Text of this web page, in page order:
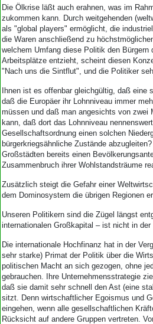
Start
Wer wir
Aktuelle
Abonnent
Abo
Archiv
Danzig und
Bücher
Kontakt
Die Ölkrise läßt auch erahnen, was im
zukommen kann. Durch weitgehenden
als "global players" ermöglicht, die
die Waren anschließend zu
welchem Umfang diese Politik den Bürgern
Arbeitsplätze entzieht, scheint diesen
"Nach uns die Sintflut", und die Politiker
Ihnen ist es offenbar gleichgültig, daß
daß die Europäer ihr Lohnniveau immer
müssen und daß man angesichts von zwei
kann, daß dort das Lohnniveau
Gesellschaftsordnung einen solchen
bürgerkriegsähnliche Zustände
Großstädten bereits einen
Zusammenbruch ihrer Wohlstandsträume
Zusätzlich steigt die Gefahr einer
dem Dominosystem die übrigen Regionen
Unseren Politikern sind die Zügel längst
internationalen Großkapital – ist nicht in
Die internationale Hochfinanz hat in der
sehr starke) Primat der Politik über die
politischen Macht an sich gezogen, ohne
gebrauchen. Ihre Unternehmensstrategie
daß sie damit sehr schnell den Ast (eine
sitzt. Denn wirtschaftlicher Egoismus und
eingehen, wenn alle gesellschaftlichen
Rücksicht auf andere Gruppen vertreten.